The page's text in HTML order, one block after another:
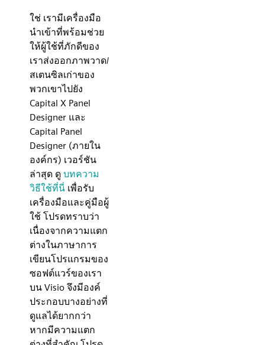
ใช่ เรามีเครื่องมือ
นำเข้าที่พร้อมช่วย
ให้ผู้ใช้ที่ภักดีของ
เราส่งออกภาพวาด/
สเตนซิลเก่าของ
พวกเขาไปยัง
Capital X Panel
Designer และ
Capital Panel
Designer (ภายใน
องค์กร) เวอร์ชัน
ล่าสุด ดู บทความ
วิธีใช้ที่นี่ เพื่อรับ
เครื่องมือและคู่มือผู้
ใช้ โปรดทราบว่า
เนื่องจากความแตก
ต่างในภาษาการ
เขียนโปรแกรมของ
ซอฟต์แวร์ของเรา
บน Visio จึงมีองค์
ประกอบบางอย่างที่
ดูแลได้ยากกว่า
หากมีความแตก